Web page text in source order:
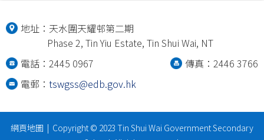
地址： 天水圍天耀邨第二期
Phase 2, Tin Yiu Estate, Tin Shui Wai, NT
電話：2445 0967
傳真：2446 3766
電郵： tswgss@edb.gov.hk
網頁地圖 | Copyright © 2023 Tin Shui Wai Government Secondary